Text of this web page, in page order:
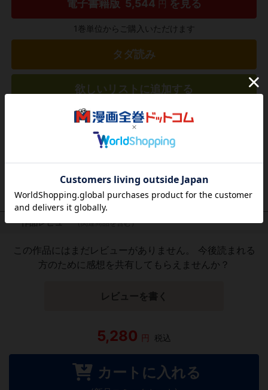
電子書籍版 5,544 円 を見る
1巻単位からご購入いただけます
タダ読み
欲しいリストに追加する
気になる商品を登録
作品レビュー （関連商品を含む）
この作品にはまだレビューがありません。 今後読まれる
方のために感想を共有してもらえませんか？
レビューを書く
5,280 円 税込
カートに入れる